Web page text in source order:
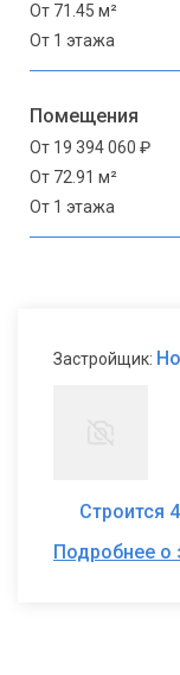
От 71.45 м²
От 1 этажа
Помещения
От 19 394 060 ₽
От 72.91 м²
От 1 этажа
Застройщик:
Строится
Подробнее о